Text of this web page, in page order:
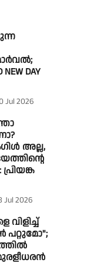
NEW DAY
Jul 2026
അല്ല,
Jul 2026
വിളിച്ച്
പറ്റുമോ";